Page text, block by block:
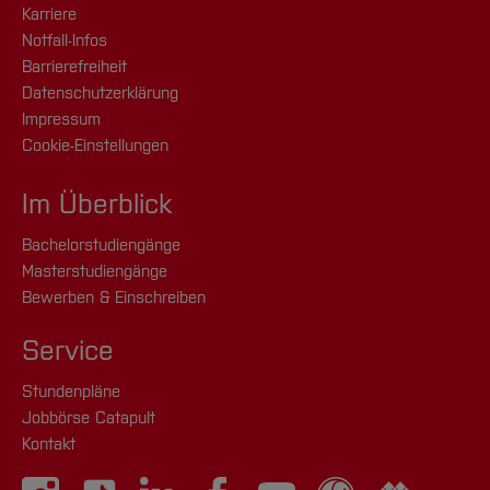
Karriere
Notfall-Infos
Barrierefreiheit
Datenschutzerklärung
Impressum
Cookie-Einstellungen
Im Überblick
Bachelorstudiengänge
Masterstudiengänge
Bewerben & Einschreiben
Service
Stundenpläne
Jobbörse Catapult
Kontakt